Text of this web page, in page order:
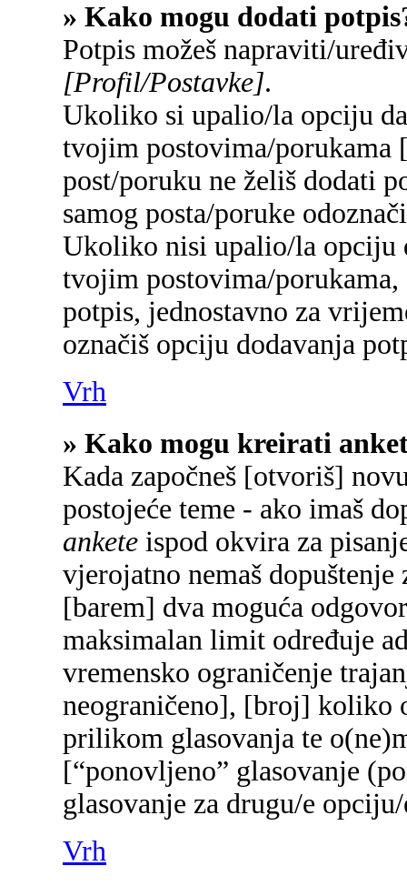
» Kako mogu dodati
Potpis možeš napraviti/
[Profil/Postavke].
Ukoliko si upalio/la opciju
tvojim postovima/porukama
post/poruku ne želiš dodati
samog posta/poruke
Ukoliko nisi upalio/la opciju
tvojim postovima/
potpis, jednostavno za
označiš opciju dodavanja
Vrh
» Kako mogu kreirati
Kada započneš [otvoriš]
postojeće teme - ako imaš
ankete ispod okvira za
vjerojatno nemaš
[barem] dva moguća
maksimalan limit određuje
vremensko ograničenje
neograničeno], [broj] koliko
prilikom glasovanja te
[“ponovljeno” glasovanje
glasovanje za drugu/e
Vrh